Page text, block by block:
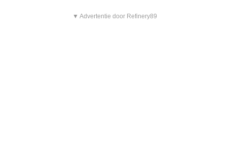
▼ Advertentie door Refinery89